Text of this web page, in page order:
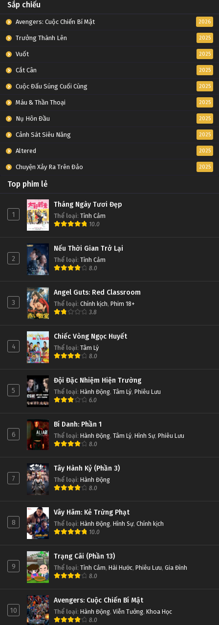
Sắp chiếu
Avengers: Cuộc Chiến Bí Mật 2026
Trưởng Thành Lên 2025
Vuốt 2025
Cắt Cân 2025
Cuộc Đấu Súng Cuối Cùng 2025
Máu & Thần Thoại 2025
Nụ Hôn Đầu 2025
Cảnh Sát Siêu Năng 2025
Altered 2025
Chuyện Xảy Ra Trên Đảo 2025
Top phim lẻ
1
Tháng Ngày Tươi Đẹp
Thể loại: Tình Cảm
10.0
2
Nếu Thời Gian Trở Lại
Thể loại: Tình Cảm
8.0
3
Angel Guts: Red Classroom
Thể loại: Chính kịch, Phim 18+
3.8
4
Chiếc Vòng Ngọc Huyết
Thể loại: Tâm Lý
8.0
5
Đội Đặc Nhiệm Hiện Trường
Thể loại: Hành Động, Tâm Lý, Phiêu Lưu
6.0
6
Bí Danh: Phần 1
Thể loại: Hành Động, Tâm Lý, Hình Sự, Phiêu Lưu
8.0
7
Tây Hành Kỷ (Phần 3)
Thể loại: Hành Động
8.0
8
Vây Hãm: Kẻ Trừng Phạt
Thể loại: Hành Động, Hình Sự, Chính kịch
10.0
9
Trạng Cãi (Phần 13)
Thể loại: Tình Cảm, Hài Hước, Phiêu Lưu, Gia Đình
8.0
10
Avengers: Cuộc Chiến Bí Mật
Thể loại: Hành Động, Viễn Tưởng, Khoa Học
8.0